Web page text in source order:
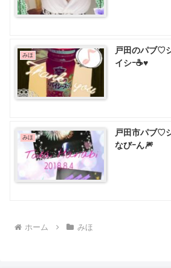
みほ
戸田のパブ♡
イシｰ☕♥️
みほ
戸田市パブ♡
なびｰん🎆
ホーム みほ